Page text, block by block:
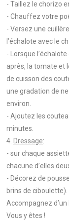
- Taillez le chorizo
- Chauffez votre
- Versez une
l’échalote avec le
- Lorsque
après, la tomate et
de cuisson des
une gradation de
environ.
- Ajoutez les
minutes.
4. Dressage:
- sur chaque
chacune d’elles
- Décorez de
brins de ciboulette).
Accompagnez d’un
Vous y êtes !